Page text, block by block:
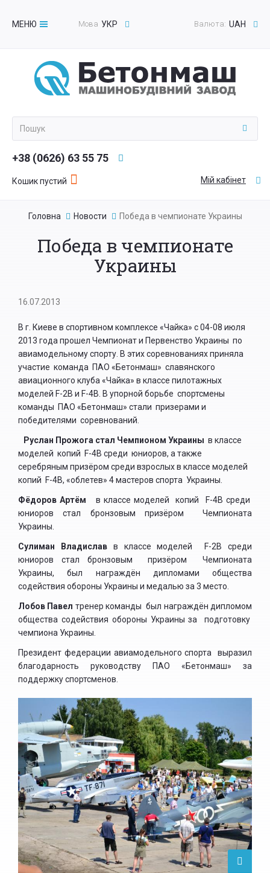
МЕНЮ
Toggle
Валюта: UAH
Мова УКР
+38 (0626) 63 55 75
Кошик пустий Мій кабінет
Головна Новости Победа в чемпионате Украины
Победа в чемпионате
Украины
16.07.2013
В г. Киеве в спортивном комплексе «Чайка» с 04-08 июля
2013 года прошел Чемпионат и Первенство Украины по
авиамодельному спорту. В этих соревнованиях приняла
участие команда ПАО «Бетонмаш» славянского
авиационного клуба «Чайка» в классе пилотажных
моделей F-2B и F-4B. В упорной борьбе спортсмены
команды ПАО «Бетонмаш» стали призерами и
победителями соревнований.
Руслан Прожога стал Чемпионом Украины в классе
моделей копий F-4B среди юниоров, а также
серебряным призёром среди взрослых в классе моделей
копий F-4B, «облетев» 4 мастеров спорта Украины.
Фёдоров Артём в классе моделей копий F-4B среди
юниоров стал бронзовым призёром Чемпионата
Украины.
Сулиман Владиславв классе моделей F-2B среди
юниоров стал бронзовым призёром Чемпионата
Украины, был награждён дипломами общества
содействия обороны Украины и медалью за 3 место.
Лобов Павел тренер команды был награждён дипломом
общества содействия обороны Украины за подготовку
чемпиона Украины.
Президент федерации авиамодельного спорта выразил
благодарность руководству ПАО «Бетонмаш» за
поддержку спортсменов.